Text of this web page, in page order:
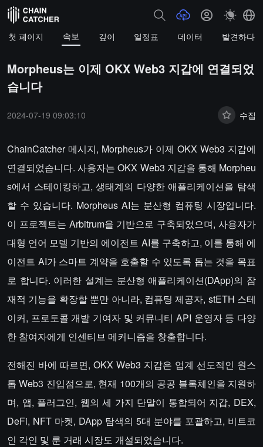
첫 페이지 속보 깊이 일정표 데이터 발견하다
Morpheus는 이제 OKX Web3 지갑에 연결되었
습니다
2024-07-19 09:03:10 수집
ChainCatcher 메시지, Morpheus가 이제 OKX Web3 지갑에
연결되었습니다. 사용자는 OKX Web3 지갑을 통해 Morpheu
s에서 스테이킹하고, 생태계의 다양한 애플리케이션을 탐색
할 수 있습니다. Morpheus AI는 분산형 컴퓨팅 시장입니다.
이 프로젝트는 Arbitrum을 기반으로 구축되었으며, 사용자가
대형 언어 모델 기반의 에이전트 AI를 구축하고, 이를 통해 에
이전트 AI가 스마트 계약을 호출할 수 있도록 돕는 것을 목표
로 합니다. 이러한 설계는 분산형 애플리케이션(DApp)의 잠
재적 기능을 확장할 뿐만 아니라, 컴퓨팅 제공자, stETH 스테
이커, 프로토콜 개발 기여자 및 커뮤니티 API 운영자 등 다양
한 참여자에게 인센티브 메커니즘을 창출합니다.
전해진 바에 따르면, OKX Web3 지갑은 업계 선도적인 원스
톱 Web3 진입점으로, 현재 100개의 공공 블록체인을 지원하
며, 앱, 플러그인, 웹의 세 가지 단말이 통합되어 지갑, DEX,
DeFi, NFT 마켓, DApp 탐색의 5대 분야를 포괄하고, 비트코
인 각인 및 룬 거래 시장도 개설되었습니다.